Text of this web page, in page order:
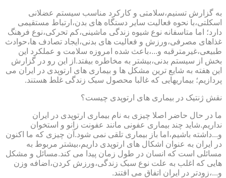
به گزارش تسنیم،سلامتی و کارکرد مناسب سیستم عضلانی
اسکلتی،با نحوه فعالیت سایر دستگاه های بدن،ارتباط مستقیمی
دارد؛ اما متاسفانه نوع شیوه زندگی ماشینی،کم تحرکی،نوع فرهنگ
غذاهای مصرفی،ورزش و فعالیت های بدنی،ایجاد تصادف ها،حوادث
طبیعی،غیرمترقبه و...،باعث شده امروزه سلامت و عملکرد این
بخش از سیستم بدنی،بیشتر به مخاطره بیفتد.از این رو در گزارش
این هفته به شایع ترین مشکل ها و بیماری های ارتوپدی در ایران می
پردازیم؛ بیماریهایی که غالبا محصول سبک زندگی غلط هستند.
نقش ژنتیک در بیماری های ارتوپدی چیست؟
ما در حال حاضر اصلا چیزی به نام بیماری ارتوپدی در ایران
نداریم.شاید چند بیماری عفونی مانند عفونت زانو و استخوان
و...داشته باشیم،اما باز بیماری تلقی نمی شود.آن چیزی که ما اکنون
در ایران به عنوان اشکال های ارتوپدی داریم،بیشتر مربوط به
مسائلی است که انسان در طول زمان پیدا می کند.مسائل و مشکل
هایی که اغلب به علت نوع سبک زندگی،ورزش کردن،اضافه وزن
و...،زودتر در ایران اتفاق می افتند.